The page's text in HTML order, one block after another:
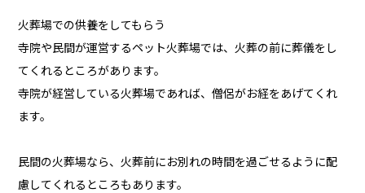
火葬場での供養をしてもらう
寺院や民間が運営するペット火葬場では、火葬の前に葬儀をし
てくれるところがあります。
寺院が経営している火葬場であれば、僧侶がお経をあげてくれ
ます。
民間の火葬場なら、火葬前にお別れの時間を過ごせるように配
慮してくれるところもあります。